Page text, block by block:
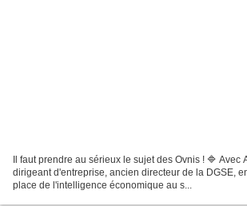
Il faut prendre au sérieux le sujet des Ovnis ! 🔷 Avec
dirigeant d'entreprise, ancien directeur de la DGSE,
place de l'intelligence économique au s...